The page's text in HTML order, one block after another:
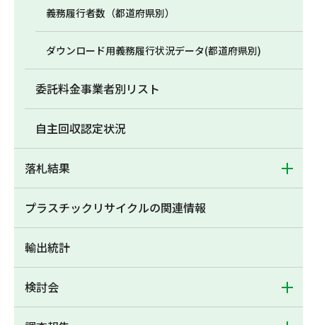
義務履行者数（都道府県別）
ダウンロード用義務履行状況データ(都道府県別)
委託料金事業者別リスト
自主回収認定状況
落札結果
プラスチックリサイクルの関連情報
輸出統計
検討会